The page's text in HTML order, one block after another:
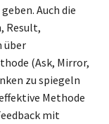
Auch die
Result,
über
(Ask, Mirror,
zu spiegeln
Methode
mit